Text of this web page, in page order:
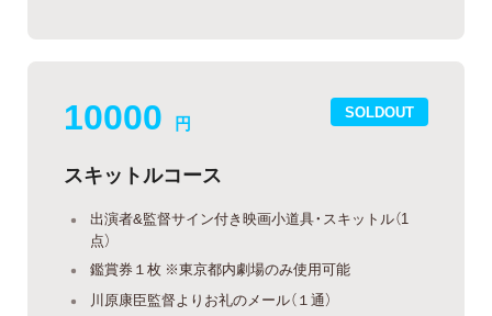
SOLDOUT
10000 円
スキットルコース
出演者&監督サイン付き映画小道具・スキットル（1
点）
鑑賞券１枚 ※東京都内劇場のみ使用可能
川原康臣監督よりお礼のメール（１通）